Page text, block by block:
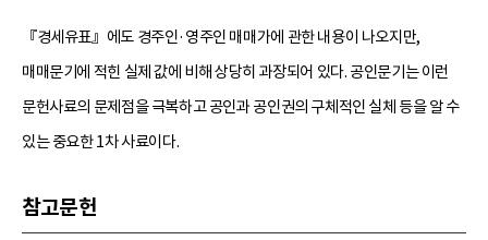
『경세유표』에도 경주인·영주인 매매가에 관한 내용이 나오지만,
매매문기에 적힌 실제 값에 비해 상당히 과장되어 있다. 공인문기는 이런
문헌사료의 문제점을 극복하고 공인과 공인권의 구체적인 실체 등을 알 수
있는 중요한 1차 사료이다.
참고문헌